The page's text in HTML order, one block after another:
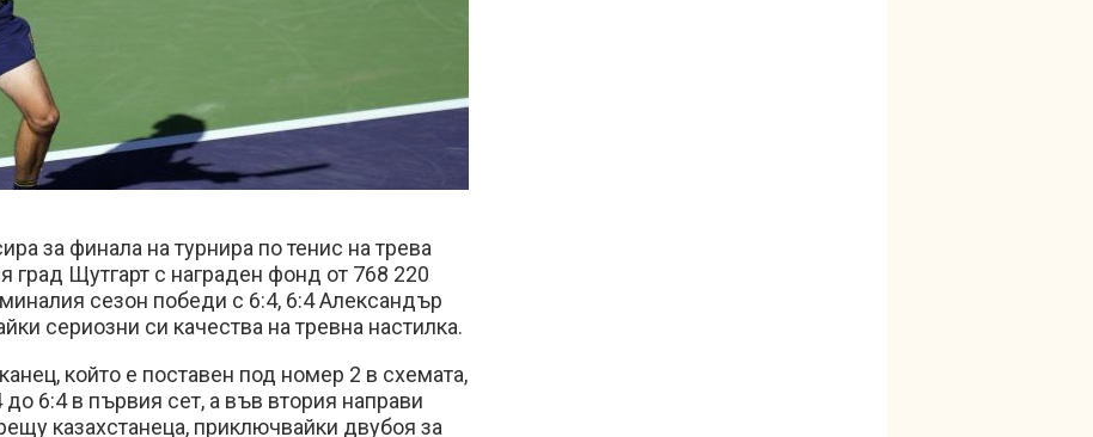
за финала на турнира по тенис на трева
град Щутгарт с награден фонд от 768 220
сезон победи с 6:4, 6:4 Александър
сериозни си качества на тревна настилка.
който е поставен под номер 2 в схемата,
до 6:4 в първия сет, а във втория направи
казахстанеца, приключвайки двубоя за